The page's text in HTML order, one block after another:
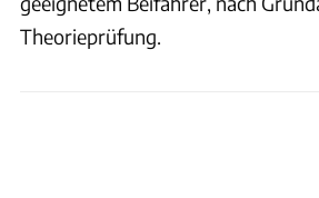
Theorieprüfung.